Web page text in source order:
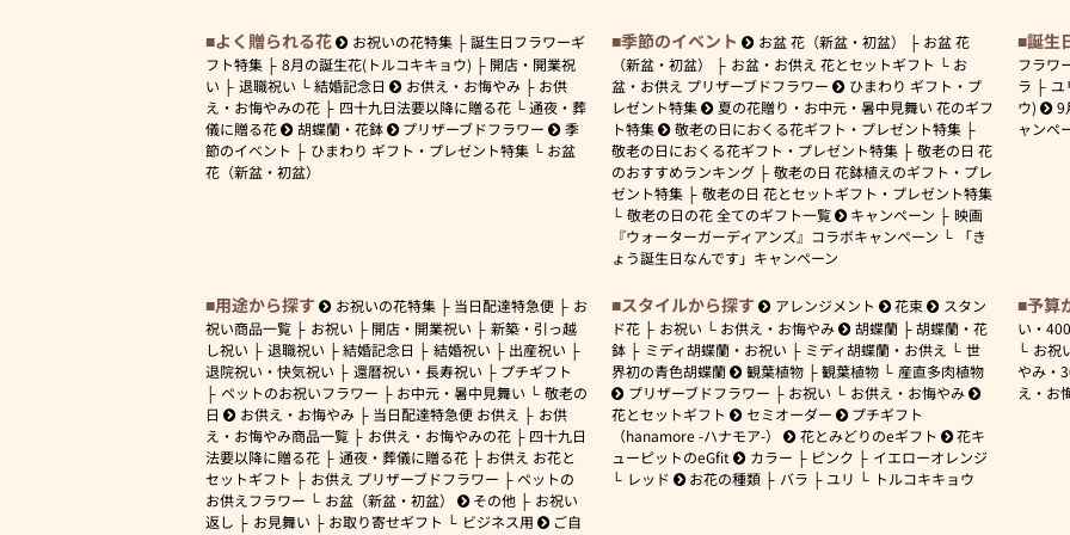
よく贈られる花 お祝いの花特集
誕生日フラワーギ
フト特集
8月の誕生花(トルコキキョウ)
開店・開業祝
い
退職祝い 結婚記念日 お供え・お悔やみ
お供
え・お悔やみの花
四十九日法要以降に贈る花
通夜・葬
儀に贈る花
胡蝶蘭・花鉢 プリザーブドフラワー
季
節のイベント
ひまわり ギフト・プレゼント特集
お盆
花（新盆・初盆）
季節のイベント お盆 花（新盆・初盆）
お盆 花
（新盆・初盆）
お盆・お供え 花とセットギフト
お
盆・お供え プリザーブドフラワー
ひまわり ギフト・プ
レゼント特集
夏の花贈り・お中元・暑中見舞い 花のギフ
ト特集
敬老の日におくる花ギフト・プレゼント特集
敬老の日におくる花ギフト・プレゼント特集
敬老の日 花
のおすすめランキング
敬老の日 花鉢植えのギフト・プレ
ゼント特集
敬老の日 花とセットギフト・プレゼント特集
敬老の日の花 全てのギフト一覧
キャンペーン
映画
『ウォーターガーディアンズ』コラボキャンペーン
「き
ょう誕生日なんです」キャンペーン
誕生
フラワ
ラ
ユ
ウ)
9
ャンペ
用途から探す お祝いの花特集 当日配達特急便
お
祝い商品一覧
お祝い 開店・開業祝い
新築・引っ越
し祝い
退職祝い 結婚記念日 結婚祝い
出産祝い
退院祝い・快気祝い
還暦祝い・長寿祝い
プチギフト
ペットのお祝いフラワー
お中元・暑中見舞い
敬老の
日
お供え・お悔やみ 当日配達特急便 お供え
お供
え・お悔やみ商品一覧
お供え・お悔やみの花
四十九日
法要以降に贈る花
通夜・葬儀に贈る花
お供え お花と
セットギフト
お供え プリザーブドフラワー
ペットの
お供えフラワー
お盆（新盆・初盆） その他
お祝い
返し
お見舞い お取り寄せギフト ビジネス用
ご自
スタイルから探す アレンジメント 花束
スタン
ド花
お祝い お供え・お悔やみ 胡蝶蘭
胡蝶蘭・花
鉢
ミディ胡蝶蘭・お祝い ミディ胡蝶蘭・お供え
世
界初の青色胡蝶蘭
観葉植物 観葉植物
産直多肉植物
プリザーブドフラワー
お祝い
お供え・お悔やみ
花とセットギフト
セミオーダー
プチギフト
（hanamore -ハナモア-）
花とみどりのeギフト
花キ
ューピットのeGfit
カラー ピンク
イエローオレンジ
レッド
お花の種類 バラ ユリ トルコキキョウ
予算
い・
お祝
やみ・
え・お